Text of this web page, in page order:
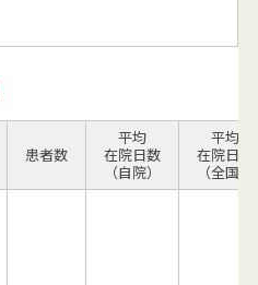
患者数
平均
在院日数
（自院）
平均
在院日数
（全国）